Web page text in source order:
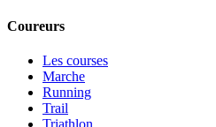
Coureurs
Les courses
Marche
Running
Trail